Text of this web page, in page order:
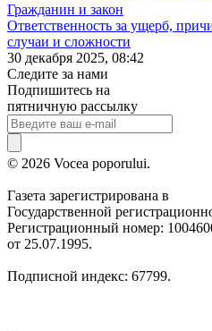
Гражданин и закон
Ответственность за ущерб,
случаи и сложности
30 декабря 2025, 08:42
Следите за нами
Подпишитесь на
пятничную рассылку
© 2026 Vocea poporului.
Газета зарегистрирована в
Государственной
Регистрационный номер:
от 25.07.1995.
Подписной индекс: 67799.